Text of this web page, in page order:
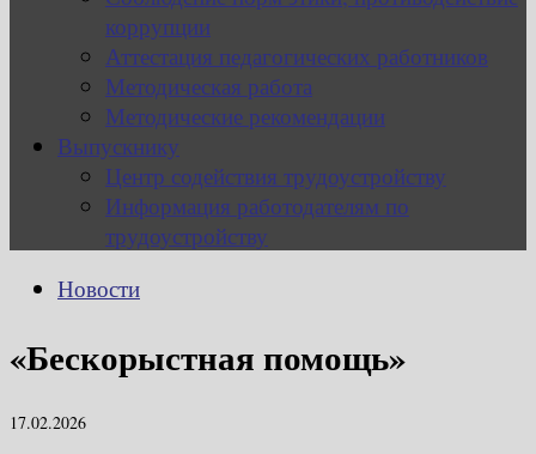
коррупции
Аттестация педагогических работников
Методическая работа
Методические рекомендации
Выпускнику
Центр содействия трудоустройству
Информация работодателям по
трудоустройству
Новости
«Бескорыстная помощь»
17.02.2026